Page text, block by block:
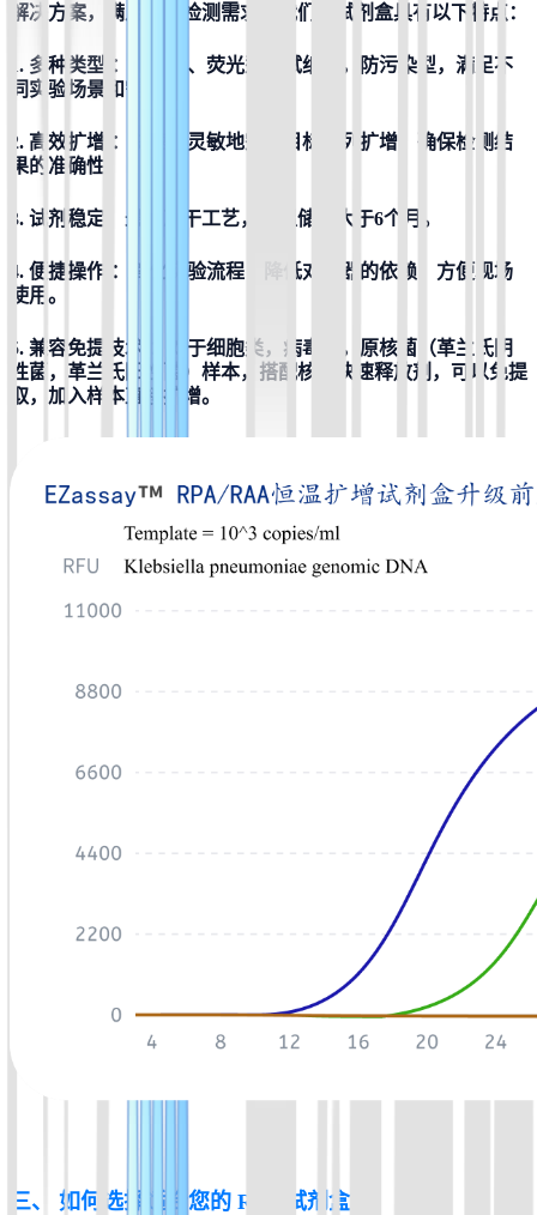
解决方案，满足不同检测需求。我们的试剂盒具有以下特点：
1. 多种类型 ：基础型、荧光型、试纸型，防污染型，满足不
同实验场景和需求。
2. 高效扩增 ：快速、灵敏地完成目标序列扩增，确保检测结
果的准确性。
3. 试剂稳定：最新冻干工艺，常温储存大于6个月。
4. 便捷操作 ：简化实验流程，降低对仪器的依赖，方便现场
使用。
5. 兼容免提技术 ：对于细胞类，病毒类，原核菌（革兰氏阴
性菌，革兰氏阳性菌）样本，搭配核酸快速释放剂，可以免提
取，加入样本直接扩增。
三、 如何选择适合您的 RPA 试剂盒？